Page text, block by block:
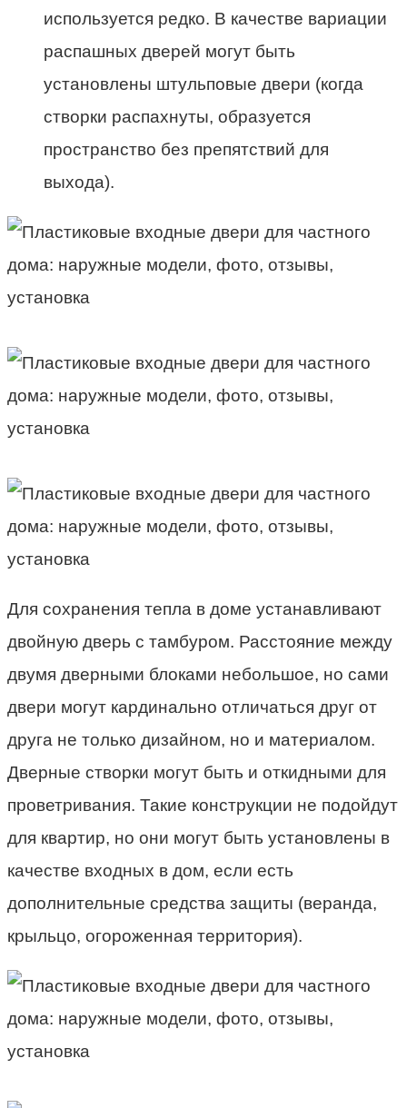
используется редко. В качестве вариации
распашных дверей могут быть
установлены штульповые двери (когда
створки распахнуты, образуется
пространство без препятствий для
выхода).
Для сохранения тепла в доме устанавливают
двойную дверь с тамбуром. Расстояние между
двумя дверными блоками небольшое, но сами
двери могут кардинально отличаться друг от
друга не только дизайном, но и материалом.
Дверные створки могут быть и откидными для
проветривания. Такие конструкции не подойдут
для квартир, но они могут быть установлены в
качестве входных в дом, если есть
дополнительные средства защиты (веранда,
крыльцо, огороженная территория).